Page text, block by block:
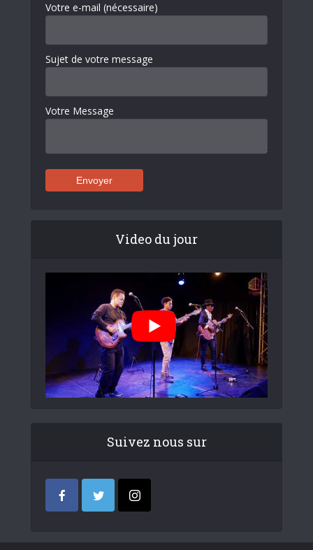
Votre e-mail (nécessaire)
Sujet de votre message
Votre Message
Video du jour
Suivez nous sur